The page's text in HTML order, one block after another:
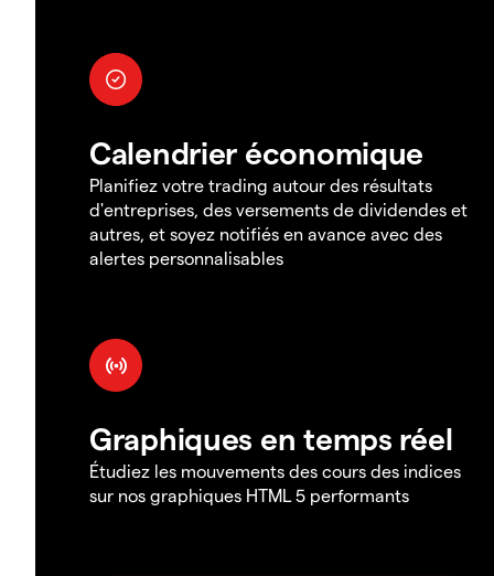
Calendrier économique
Planifiez votre trading autour des résultats
d'entreprises, des versements de dividendes et
autres, et soyez notifiés en avance avec des
alertes personnalisables
Graphiques en temps réel
Étudiez les mouvements des cours des indices
sur nos graphiques HTML 5 performants